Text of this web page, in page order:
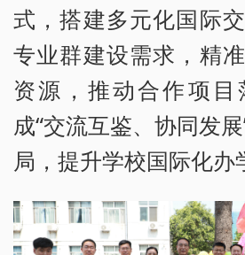
式，搭建多元化国际
专业群建设需求，精
资源，推动合作项目
成“交流互鉴、协同发
局，提升学校国际化办